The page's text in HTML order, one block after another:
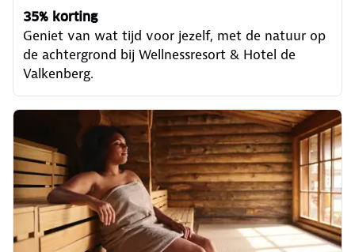
35% korting
Geniet van wat tijd voor jezelf, met de natuur op
de achtergrond bij Wellnessresort & Hotel de
Valkenberg.